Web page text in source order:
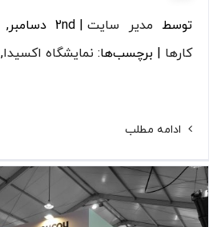
توسط مدیر سایت 2nd دسامبر, 2024
کارها
برچسب‌ها: نمایشگاه اکسیدا,
ادامه مطلب